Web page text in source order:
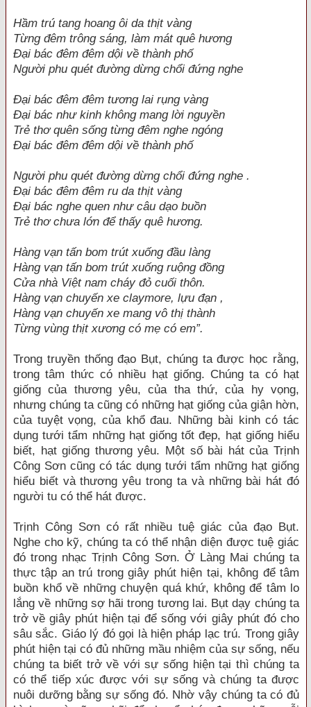
Hầm trú tang hoang ôi da thịt vàng
Từng đêm trông sáng, làm mát quê hương
Đại bác đêm đêm dội về thành phố
Người phu quét đường dừng chổi đứng nghe
Đại bác đêm đêm tương lai rụng vàng
Đại bác như kinh không mang lời nguyền
Trẻ thơ quên sống từng đêm nghe ngóng
Đại bác đêm đêm dội về thành phố
Người phu quét đường dừng chổi đứng nghe .
Đại bác đêm đêm ru da thịt vàng
Đại bác nghe quen như câu dạo buồn
Trẻ thơ chưa lớn để thấy quê hương.
Hàng vạn tấn bom trút xuống đầu làng
Hàng vạn tấn bom trút xuống ruộng đồng
Cửa nhà Việt nam cháy đỏ cuối thôn.
Hàng vạn chuyến xe claymore, lựu đạn ,
Hàng vạn chuyến xe mang vô thị thành
Từng vùng thịt xương có mẹ có em”.
Trong truyền thống đạo Bụt, chúng ta được học rằng,
trong tâm thức có nhiều hạt giống. Chúng ta có hạt
giống của thương yêu, của tha thứ, của hy vọng,
nhưng chúng ta cũng có những hạt giống của giận hờn,
của tuyệt vọng, của khổ đau. Những bài kinh có tác
dụng tưới tẩm những hạt giống tốt đẹp, hạt giống hiểu
biết, hạt giống thương yêu. Một số bài hát của Trịnh
Công Sơn cũng có tác dụng tưới tẩm những hạt giống
hiểu biết và thương yêu trong ta và những bài hát đó
người tu có thể hát được.
Trịnh Công Sơn có rất nhiều tuệ giác của đạo Bụt.
Nghe cho kỹ, chúng ta có thể nhận diện được tuệ giác
đó trong nhạc Trịnh Công Sơn. Ở Làng Mai chúng ta
thực tập an trú trong giây phút hiện tại, không để tâm
buồn khổ về những chuyện quá khứ, không để tâm lo
lắng về những sợ hãi trong tương lai. Bụt dạy chúng ta
trở về giây phút hiện tại để sống với giây phút đó cho
sâu sắc. Giáo lý đó gọi là hiện pháp lạc trú. Trong giây
phút hiện tại có đủ những mầu nhiệm của sự sống, nếu
chúng ta biết trở về với sự sống hiện tại thì chúng ta
có thể tiếp xúc được với sự sống và chúng ta được
nuôi dưỡng bằng sự sống đó. Nhờ vậy chúng ta có đủ